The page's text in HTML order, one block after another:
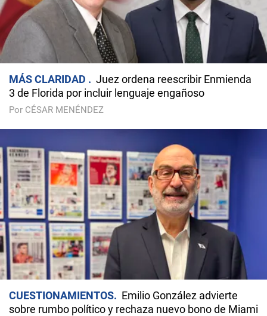
MÁS CLARIDAD
Juez ordena reescribir Enmienda
3 de Florida por incluir lenguaje engañoso
Por CÉSAR MENÉNDEZ
CUESTIONAMIENTOS
Emilio González advierte
sobre rumbo político y rechaza nuevo bono de Miami